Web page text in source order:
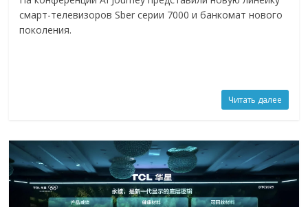
смарт-телевизоров Sber серии 7000 и банкомат нового
поколения.
Читать далее